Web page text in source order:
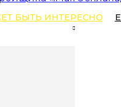
БЫТЬ ИНТЕРЕСНО